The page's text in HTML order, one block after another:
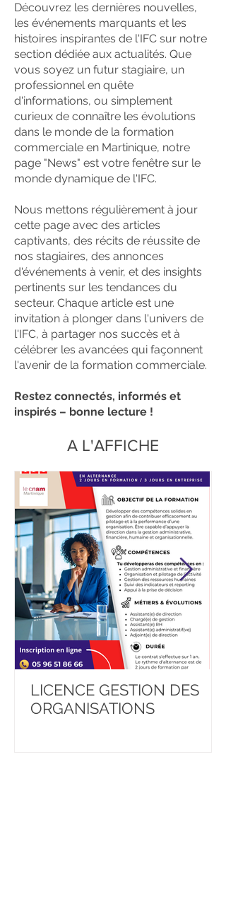
Découvrez les dernières nouvelles,
les événements marquants et les
histoires inspirantes de l'IFC sur notre
section dédiée aux actualités. Que
vous soyez un futur stagiaire, un
professionnel en quête
d'informations, ou simplement
curieux de connaître les évolutions
dans le monde de la formation
commerciale en Martinique, notre
page "News" est votre fenêtre sur le
monde dynamique de l'IFC.
Nous mettons régulièrement à jour
cette page avec des articles
captivants, des récits de réussite de
nos stagiaires, des annonces
d'événements à venir, et des insights
pertinents sur les tendances du
secteur. Chaque article est une
invitation à plonger dans l'univers de
l'IFC, à partager nos succès et à
célébrer les avancées qui façonnent
l'avenir de la formation commerciale.
Restez connectés, informés et
inspirés – bonne lecture !
A L'AFFICHE
LICENCE GESTION DES
ORGANISATIONS